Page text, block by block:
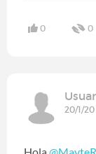
0 0
20/1/20
Hola @MayteR